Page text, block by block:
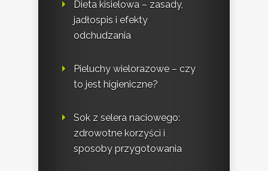
Dieta kisielowa – zasady,
jadłospis i efekty
odchudzania
Pieluchy wielorazowe – czy
to jest higieniczne?
Sok z selera naciowego:
zdrowotne korzyści i
sposoby przygotowania